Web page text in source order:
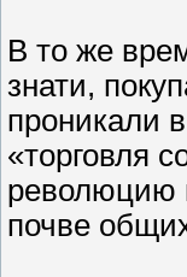
В то же
знати,
проникали
«торговля
революцию
почве